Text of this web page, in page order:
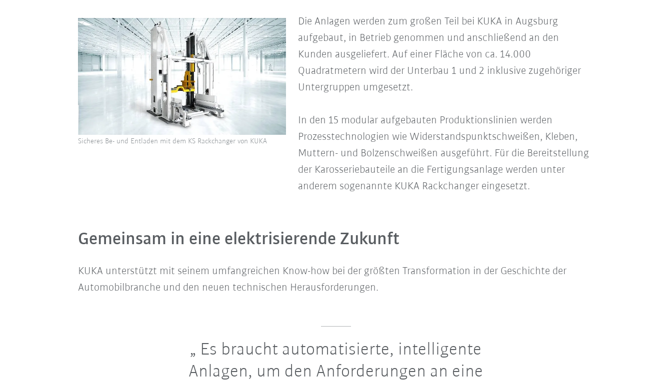
Die Anlagen werden zum großen Teil bei KUKA in Augsburg
aufgebaut, in Betrieb genommen und anschließend an den
Kunden ausgeliefert. Auf einer Fläche von ca. 14.000
Quadratmetern wird der Unterbau 1 und 2 inklusive zugehöriger
Untergruppen umgesetzt.
In den 15 modular aufgebauten Produktionslinien werden
Prozesstechnologien wie Widerstandspunktschweißen, Kleben,
Muttern- und Bolzenschweißen ausgeführt. Für die Bereitstellung
der Karosseriebauteile an die Fertigungsanlage werden unter
anderem sogenannte KUKA Rackchanger eingesetzt.
Sicheres Be- und Entladen mit dem KS Rackchanger von KUKA
Gemeinsam in eine elektrisierende Zukunft
KUKA unterstützt mit seinem umfangreichen Know-how bei der größten Transformation in der Geschichte der
Automobilbranche und den neuen technischen Herausforderungen.
Es braucht automatisierte, intelligente
Anlagen, um den Anforderungen an eine